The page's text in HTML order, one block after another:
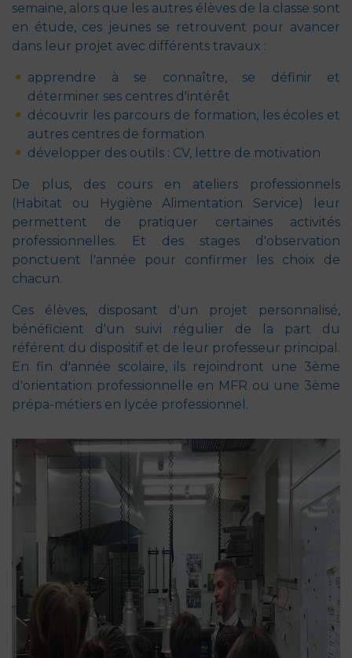
semaine, alors que les autres élèves de la classe sont
en étude, ces jeunes se retrouvent pour avancer
dans leur projet avec différents travaux :
apprendre à se connaître, se définir et
déterminer ses centres d'intérêt
découvrir les parcours de formation, les écoles et
autres centres de formation
développer des outils : CV, lettre de motivation
De plus, des cours en ateliers professionnels
(Habitat ou Hygiène Alimentation Service) leur
permettent de pratiquer certaines activités
professionnelles. Et des stages d'observation
ponctuent l'année pour confirmer les choix de
chacun.
Ces élèves, disposant d'un projet personnalisé,
bénéficient d'un suivi régulier de la part du
référent du dispositif et de leur professeur principal.
En fin d'année scolaire, ils rejoindront une 3ème
d'orientation professionnelle en MFR ou une 3ème
prépa-métiers en lycée professionnel.